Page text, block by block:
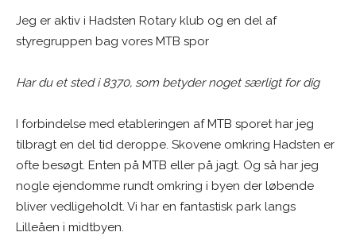
Jeg er aktiv i Hadsten Rotary klub og en del af
styregruppen bag vores MTB spor
Har du et sted i 8370, som betyder noget særligt for dig
I forbindelse med etableringen af MTB sporet har jeg
tilbragt en del tid deroppe. Skovene omkring Hadsten er
ofte besøgt. Enten på MTB eller på jagt. Og så har jeg
nogle ejendomme rundt omkring i byen der løbende
bliver vedligeholdt. Vi har en fantastisk park langs
Lilleåen i midtbyen.